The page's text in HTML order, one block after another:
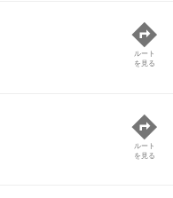
ルート
を見る
ルート
を見る